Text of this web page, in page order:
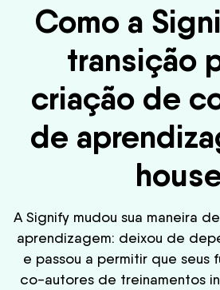
Como a
transição
criação de
de
A Signify mudou sua maneira
aprendizagem: deixou de
e passou a permitir que seus
co-autores de treinamentos